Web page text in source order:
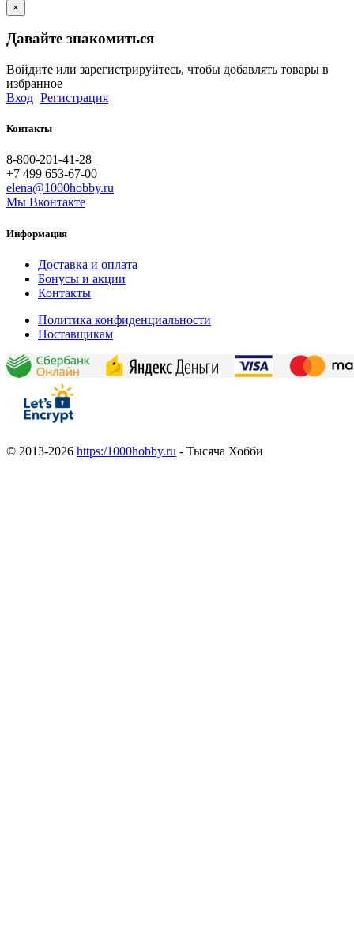
×
Давайте знакомиться
Войдите или зарегистрируйтесь, чтобы добавлять товары в
избранное
Вход Регистрация
Контакты
8-800-201-41-28
+7 499 653-67-00
elena@1000hobby.ru
Мы Вконтакте
Информация
Доставка и оплата
Бонусы и акции
Контакты
Политика конфиденциальности
Поставщикам
© 2013-2026 https:/1000hobby.ru - Тысяча Хобби